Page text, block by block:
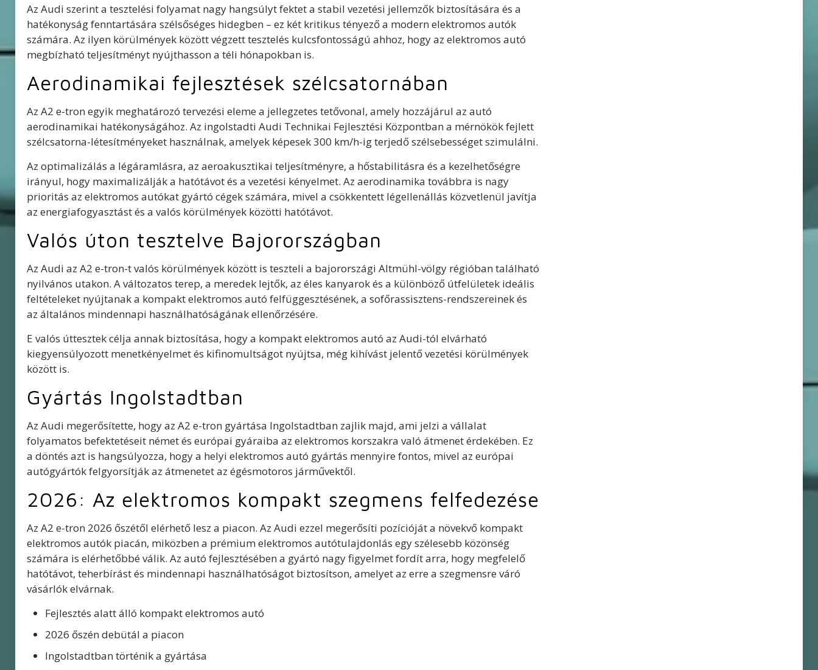
Az Audi szerint a tesztelési folyamat nagy hangsúlyt fektet a stabil vezetési jellemzők biztosítására és a
hatékonyság fenntartására szélsőséges hidegben – ez két kritikus tényező a modern elektromos autók
számára. Az ilyen körülmények között végzett tesztelés kulcsfontosságú ahhoz, hogy az elektromos autó
megbízható teljesítményt nyújthasson a téli hónapokban is.
Aerodinamikai fejlesztések szélcsatornában
Az A2 e-tron egyik meghatározó tervezési eleme a jellegzetes tetővonal, amely hozzájárul az autó
aerodinamikai hatékonyságához. Az ingolstadti Audi Technikai Fejlesztési Központban a mérnökök fejlett
szélcsatorna-létesítményeket használnak, amelyek képesek 300 km/h-ig terjedő szélsebességet szimulálni.
Az optimalizálás a légáramlásra, az aeroakusztikai teljesítményre, a hőstabilitásra és a kezelhetőségre
irányul, hogy maximalizálják a hatótávot és a vezetési kényelmet. Az aerodinamika továbbra is nagy
prioritás az elektromos autókat gyártó cégek számára, mivel a csökkentett légellenállás közvetlenül javítja
az energiafogyasztást és a valós körülmények közötti hatótávot.
Valós úton tesztelve Bajorországban
Az Audi az A2 e-tron-t valós körülmények között is teszteli a bajorországi Altmühl-völgy régióban található
nyilvános utakon. A változatos terep, a meredek lejtők, az éles kanyarok és a különböző útfelületek ideális
feltételeket nyújtanak a kompakt elektromos autó felfüggesztésének, a sofőrassisztens-rendszereinek és
az általános mindennapi használhatóságának ellenőrzésére.
E valós úttesztek célja annak biztosítása, hogy a kompakt elektromos autó az Audi-tól elvárható
kiegyensúlyozott menetkényelmet és kifinomultságot nyújtsa, még kihívást jelentő vezetési körülmények
között is.
Gyártás Ingolstadtban
Az Audi megerősítette, hogy az A2 e-tron gyártása Ingolstadtban zajlik majd, ami jelzi a vállalat
folyamatos befektetéseit német és európai gyáraiba az elektromos korszakra való átmenet érdekében. Ez
a döntés azt is hangsúlyozza, hogy a helyi elektromos autó gyártás mennyire fontos, mivel az európai
autógyártók felgyorsítják az átmenetet az égésmotoros járművektől.
2026: Az elektromos kompakt szegmens felfedezése
Az A2 e-tron 2026 őszétől elérhető lesz a piacon. Az Audi ezzel megerősíti pozícióját a növekvő kompakt
elektromos autók piacán, miközben a prémium elektromos autótulajdonlás egy szélesebb közönség
számára is elérhetőbbé válik. Az autó fejlesztésében a gyártó nagy figyelmet fordít arra, hogy megfelelő
hatótávot, teherbírást és mindennapi használhatóságot biztosítson, amelyet az erre a szegmensre váró
vásárlók elvárnak.
Fejlesztés alatt álló kompakt elektromos autó
2026 őszén debütál a piacon
Ingolstadtban történik a gyártása